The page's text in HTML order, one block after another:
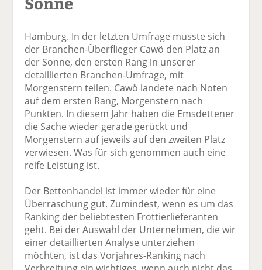
Hamburg. In der letzten Umfrage musste sich
der Branchen-Überflieger Cawö den Platz an
der Sonne, den ersten Rang in unserer
detaillierten Branchen-Umfrage, mit
Morgenstern teilen. Cawö landete nach Noten
auf dem ersten Rang, Morgenstern nach
Punkten. In diesem Jahr haben die Emsdettener
die Sache wieder gerade gerückt und
Morgenstern auf jeweils auf den zweiten Platz
verwiesen. Was für sich genommen auch eine
reife Leistung ist.
Der Bettenhandel ist immer wieder für eine
Überraschung gut. Zumindest, wenn es um das
Ranking der beliebtesten Frottierlieferanten
geht. Bei der Auswahl der Unternehmen, die wir
einer detaillierten Analyse unterziehen
möchten, ist das Vorjahres-Ranking nach